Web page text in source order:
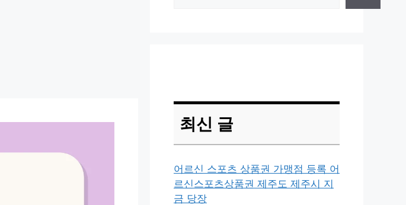
최신 글
어르신 스포츠 상품권 가맹점 등록 어
르신스포츠상품권 제주도 제주시 지
금 당장